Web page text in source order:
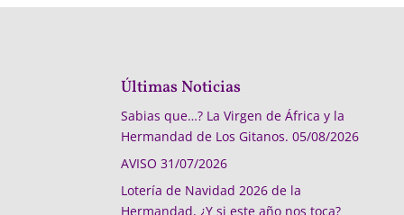
Últimas Noticias
Sabias que…? La Virgen de África y la
Hermandad de Los Gitanos. 05/08/2026
AVISO 31/07/2026
Lotería de Navidad 2026 de la
Hermandad, ¿Y si este año nos toca?